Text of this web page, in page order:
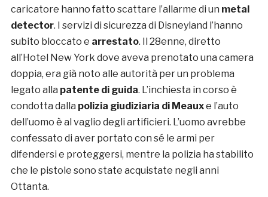
caricatore hanno fatto scattare l’allarme di un metal
detector. I servizi di sicurezza di Disneyland l’hanno
subito bloccato e arrestato. Il 28enne, diretto
all’Hotel New York dove aveva prenotato una camera
doppia, era già noto alle autorità per un problema
legato alla patente di guida. L’inchiesta in corso è
condotta dalla polizia giudiziaria di Meauxe l’auto
dell’uomo è al vaglio degli artificieri. L’uomo avrebbe
confessato di aver portato con sé le armi per
difendersi e proteggersi, mentre la polizia ha stabilito
che le pistole sono state acquistate negli anni
Ottanta.